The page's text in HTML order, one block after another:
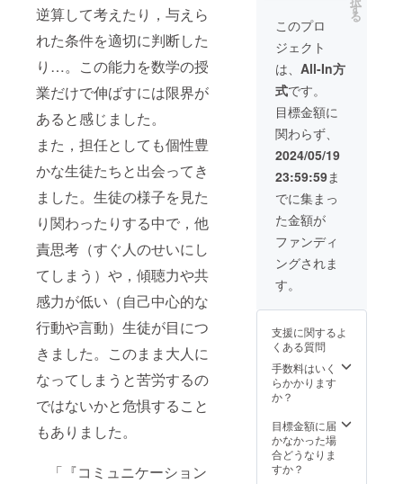
逆算して考えたり，与えら
れた条件を適切に判断した
り…。この能力を数学の授
業だけで伸ばすには限界が
あると感じました。
また，担任としても個性豊
かな生徒たちと出会ってき
ました。生徒の様子を見た
り関わったりする中で，他
責思考（すぐ人のせいにし
てしまう）や，傾聴力や共
感力が低い（自己中心的な
行動や言動）生徒が目につ
きました。このまま大人に
なってしまうと苦労するの
ではないかと危惧すること
もありました。
「『コミュニケーション
ける方
をご指
定くだ
い！〜
XLの4
種類に
なりま
す。 ※
サイズ
選びは
画像を
参考に
してく
ださ
い。 〜
リター
ン額は
任意で
上乗せ
が可能
です。
更なる
頑張れ
ますの
で，
もっと
ご支援
いただ
をご指
定くだ
さ
セット
になり
ます。
個別で
買うよ
りもお
得な値
段設定
になっ
ており
ます！
そのた
め【10
人限
定】と
させて
いただ
きま
す。 〜
任意で
が可能
です。
更なる
ご支援
でより
ますの
で，
もっと
ご支援
す
る
このプロ
ジェクト
は、 All-In方
式です。
目標金額に
関わらず、
2024/05/19
23:59:59ま
でに集まっ
た金額が
ファンディ
ングされま
す。
支援に関するよ
くある質問
手数料はいく
らかかります
か？
目標金額に届
かなかった場
合どうなりま
すか？